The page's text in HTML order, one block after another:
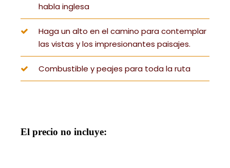
habla inglesa
Haga un alto en el camino para contemplar
las vistas y los impresionantes paisajes.
Combustible y peajes para toda la ruta
El precio no incluye: